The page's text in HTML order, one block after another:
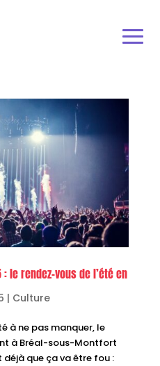
le rendez-vous de l’été en
| Culture
à ne pas manquer, le
à Bréal-sous-Montfort
que ça va être fou :